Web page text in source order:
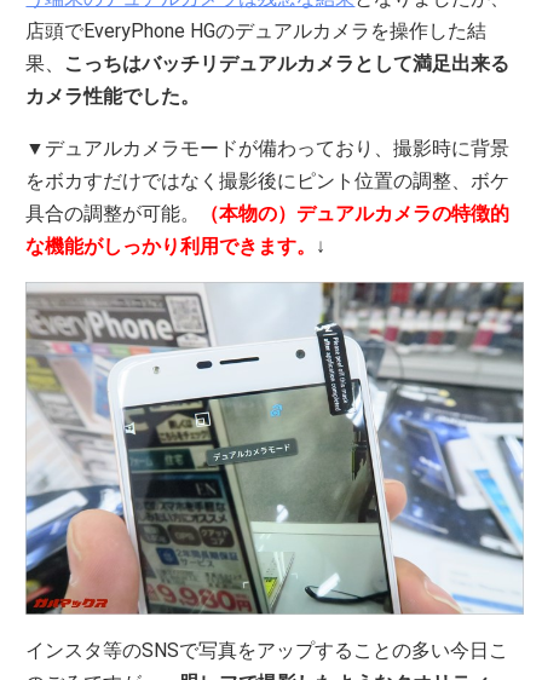
店頭でEveryPhone HGのデュアルカメラを操作した結
果、 こっちはバッチリデュアルカメラとして満足出来る
カメラ性能でした。
▼デュアルカメラモードが備わっており、撮影時に背景
をボカすだけではなく撮影後にピント位置の調整、ボケ
具合の調整が可能。
（本物の）デュアルカメラの特徴的
な機能がしっかり利用できます。 ↓
インスタ等のSNSで写真をアップすることの多い今日こ